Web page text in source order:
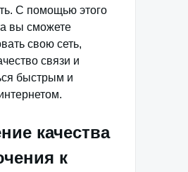
С помощью этого
вы сможете
свою сеть,
связи и
быстрым и
качества
к